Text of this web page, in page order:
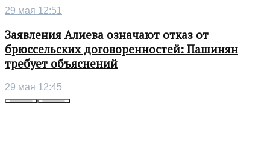
29 мая 12:51
Заявления Алиева означают отказ от
брюссельских договоренностей: Пашинян
требует объяснений
29 мая 12:45